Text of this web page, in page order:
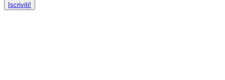
Iscriviti!